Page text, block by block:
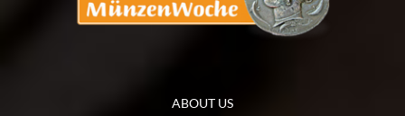
ABOUT US